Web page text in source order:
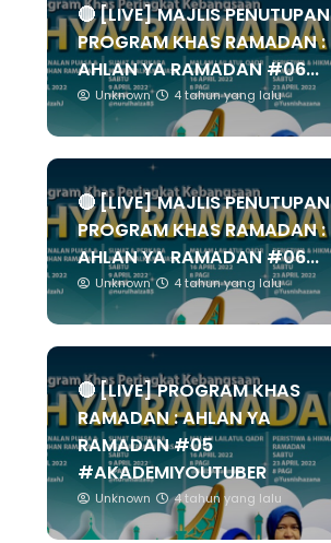
🔴 [LIVE] MAJLIS PENUTUPAN
PROGRAM KHAS RAMADAN :
AHLAN YA RAMADAN #06...
Unknown 4 tahun yang lalu
🔴 [LIVE] MAJLIS PENUTUPAN
PROGRAM KHAS RAMADAN :
AHLAN YA RAMADAN #06...
Unknown 4 tahun yang lalu
🔴 [LIVE] PROGRAM KHAS
RAMADAN : AHLAN YA
RAMADAN #05
#AKADEMIYOUTUBER
Unknown 4 tahun yang lalu